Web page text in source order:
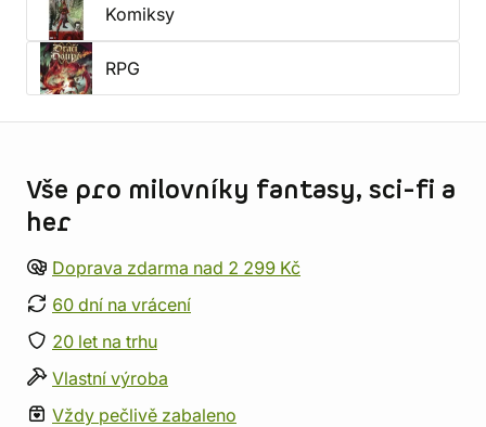
Komiksy
RPG
Vše pro milovníky fantasy, sci-fi a
her
Doprava zdarma nad 2 299 Kč
60 dní na vrácení
20 let na trhu
Vlastní výroba
Vždy pečlivě zabaleno